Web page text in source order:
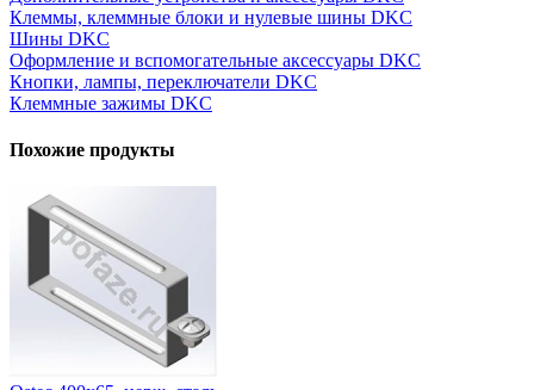
Клеммы, клеммные блоки и нулевые шины DKC
Шины DKC
Оформление и вспомогательные аксессуары DKC
Кнопки, лампы, переключатели DKC
Клеммные зажимы DKC
Похожие продукты